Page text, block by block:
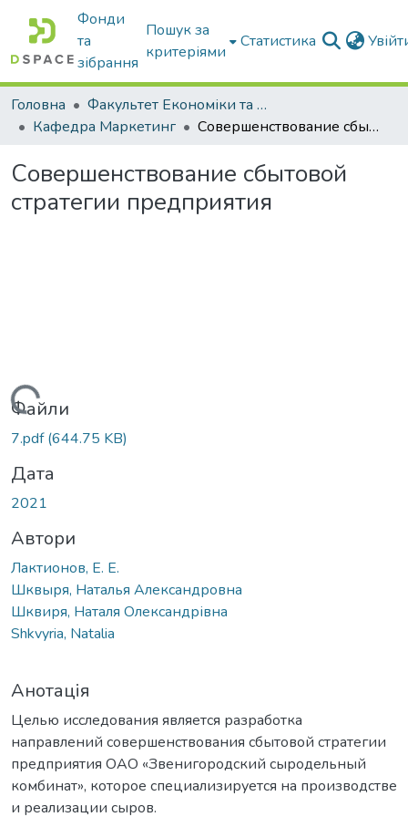
Фонди
та
зібрання
Пошук за
критеріями
Статистика
Головна
Факультет Економіки та бізнесу
Кафедра Маркетинг
Совершенствование сбытовой стратегии предприятия
Совершенствование сбытовой
стратегии предприятия
Вантажиться...
Файли
7.pdf(644.75 KB)
Дата
2021
Автори
Лактионов, Е. Е.
Шквыря, Наталья Александровна
Шквиря, Наталя Олександрівна
Shkvyria, Natalia
Анотація
Целью исследования является разработка
направлений совершенствования сбытовой стратегии
предприятия ОАО «Звенигородский сыродельный
комбинат», которое специализируется на производстве
и реализации сыров.